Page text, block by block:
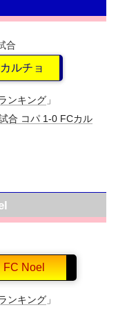
合
ルチョ
ンキング 」
合 コパ 1-0 FCカル
FC Noel
ンキング 」